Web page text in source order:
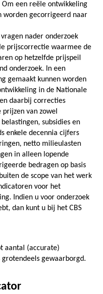
een reële ontwikkeling
worden gecorrigeerd naar
nader onderzoek
prijscorrectie waarmee de
op hetzelfde prijspeil
onderzoek. In een
gemaakt kunnen worden
in de Nationale
daarbij correcties
van zowel
subsidies en
enkele decennia cijfers
netto milieulasten
in alleen lopende
bedragen op basis
de scope van het werk
voor het
Indien u voor onderzoek
dan kunt u bij het CBS
aantal (accurate)
gewaarborgd.